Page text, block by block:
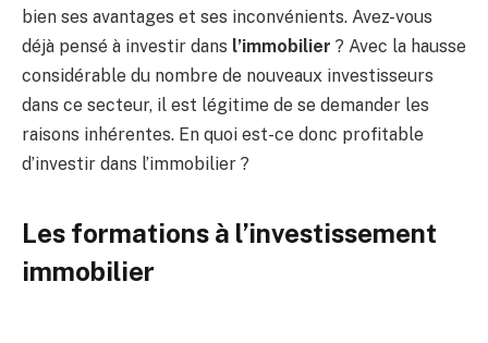
bien ses avantages et ses inconvénients. Avez-vous
déjà pensé à investir dans l’immobilier ? Avec la hausse
considérable du nombre de nouveaux investisseurs
dans ce secteur, il est légitime de se demander les
raisons inhérentes. En quoi est-ce donc profitable
d’investir dans l’immobilier ?
Les formations à l’investissement
immobilier